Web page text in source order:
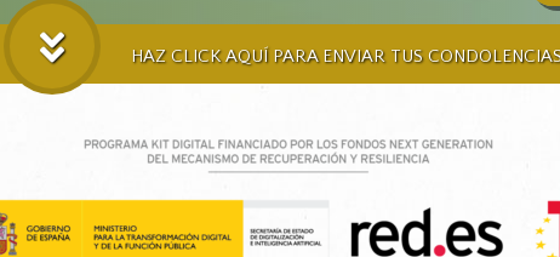
HAZ CLICK AQUÍ PARA ENVIAR TUS